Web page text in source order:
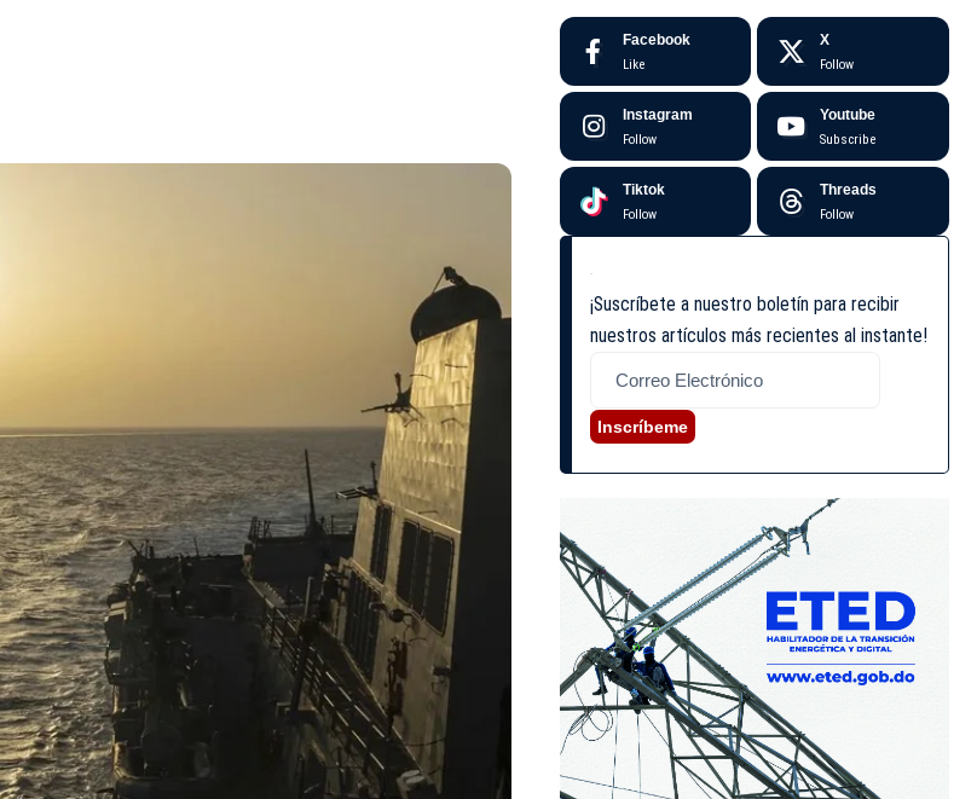
Facebook
Like
X
Follow
Instagram
Follow
Youtube
Subscribe
Tiktok
Follow
Threads
Follow
¡Suscríbete a nuestro boletín para recibir
nuestros artículos más recientes al instante!
Inscríbeme